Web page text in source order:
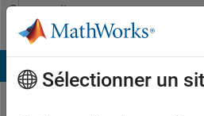
Passer au contenu
Community
Profile
Sélectionner un